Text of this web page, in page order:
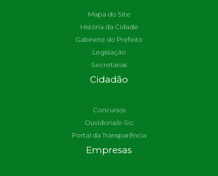
Mapa do Site
História da Cidade
Gabinete do Prefeito
Legislação
Secretarias
Cidadão
Concursos
Ouvidoria/e-Sic
Portal da Transparência
Empresas